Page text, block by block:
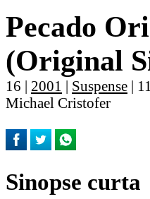
Pecado
(Original
16 | 2001 | Suspense |
Michael Cristofer
Sinopse curta